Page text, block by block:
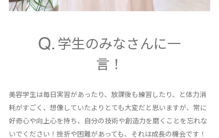
学生のみなさんに一
言！
美容学生は毎日実習があったり、放課後も練習したり、と体力消
耗がすごく、想像していたよりとても大変だと思いますが、常に
好奇心や向上心を持ち、自分の技術や創造力を磨くことを忘れな
いでください！挫折や困難があっても、それは成長の機会です！